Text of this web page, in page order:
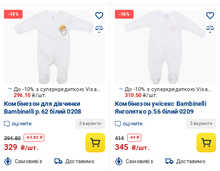
296.10₴/шт.
До -10% з суперкредиткою Visa Вигода
Комбінезон для дівчинки
Bambinelli р.62 білий 0208
оцінити 3 варіанти
394.80 -65.80 ₴
329 ₴/шт.
Cамовивіз Доставимо
310.50₴/шт.
До -10% з суперкредиткою Visa Вигода
Комбінезон унісекс Bambinelli
Янголятко р.56 білий 0209
оцінити 3 варіанти
414 -69 ₴
345 ₴/шт.
Cамовивіз Доставимо